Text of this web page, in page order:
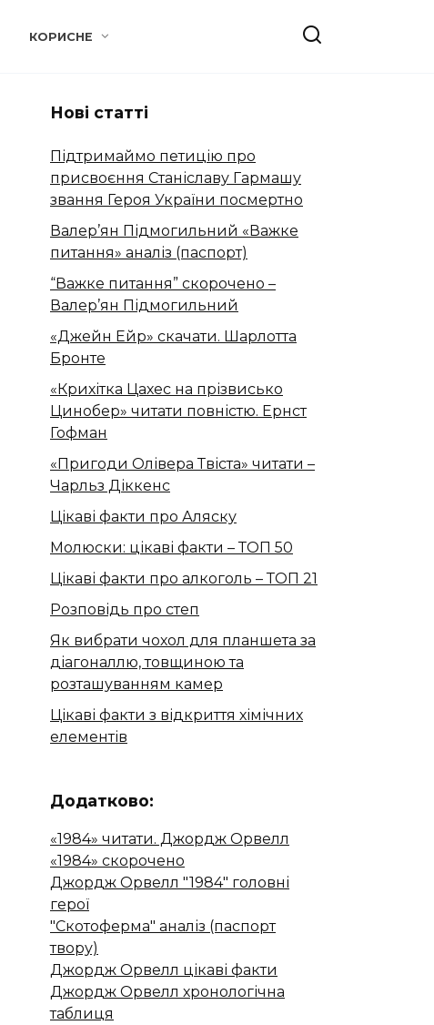
КОРИСНЕ
Нові статті
Підтримаймо петицію про
присвоєння Станіславу Гармашу
звання Героя України посмертно
Валер’ян Підмогильний «Важке
питання» аналіз (паспорт)
“Важке питання” скорочено –
Валер’ян Підмогильний
«Джейн Ейр» скачати. Шарлотта
Бронте
«Крихітка Цахес на прізвисько
Цинобер» читати повністю. Ернст
Гофман
«Пригоди Олівера Твіста» читати –
Чарльз Діккенс
Цікаві факти про Аляску
Молюски: цікаві факти – ТОП 50
Цікаві факти про алкоголь – ТОП 21
Розповідь про степ
Як вибрати чохол для планшета за
діагоналлю, товщиною та
розташуванням камер
Цікаві факти з відкриття хімічних
елементів
Додатково:
«1984» читати. Джордж Орвелл
«1984» скорочено
Джордж Орвелл "1984" головні
герої
"Скотоферма" аналіз (паспорт
твору)
Джордж Орвелл цікаві факти
Джордж Орвелл хронологічна
таблиця